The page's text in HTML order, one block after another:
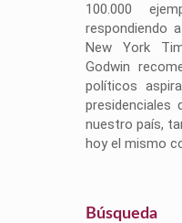
100.000
respondiendo
New York
Godwin
políticos
presidenciales
nuestro país,
hoy el mismo
Búsqueda